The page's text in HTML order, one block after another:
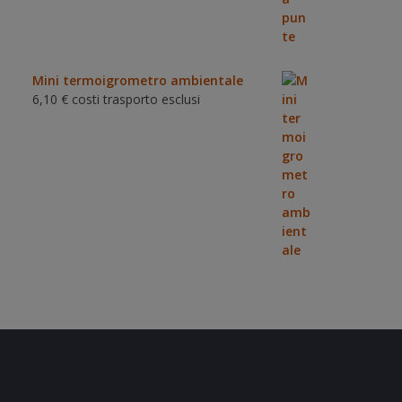
Mini termoigrometro ambientale
6,10 € costi trasporto esclusi